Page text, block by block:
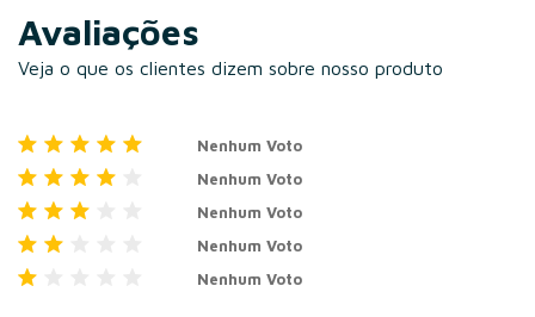
nossos descontos.
Avaliações
Veja o que os clientes dizem sobre nosso produto
Nenhum Voto
Nenhum Voto
Nenhum Voto
Nenhum Voto
Nenhum Voto